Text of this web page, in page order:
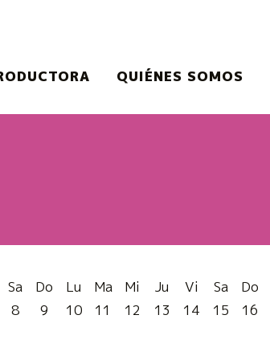
QUIÉNES SOMOS
Sa
8
Do
9
Lu
10
Ma
11
Mi
12
Ju
13
Vi
14
Sa
15
Do
16